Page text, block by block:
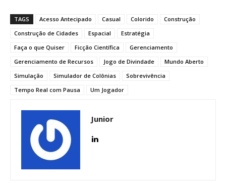
TAGS Acesso Antecipado Casual Colorido
Construção
Construção de Cidades
Espacial
Estratégia
Faça o que Quiser
Ficção Científica
Gerenciamento
Gerenciamento de Recursos
Jogo de Divindade
Mundo Aberto
Simulação
Simulador de Colônias
Sobrevivência
Tempo Real com Pausa
Um Jogador
Junior